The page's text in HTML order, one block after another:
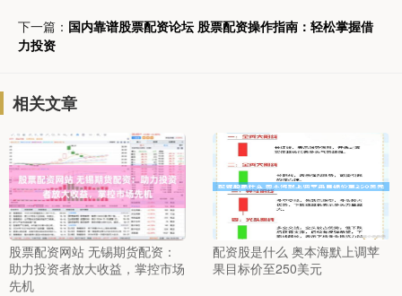
下一篇： 国内靠谱股票配资论坛 股票配资操作指南：轻松掌握借
力投资
相关文章
股票配资网站 无锡期货配资：
助力投资者放大收益，掌控市场
先机
配资股是什么 奥本海默上调苹
果目标价至250美元